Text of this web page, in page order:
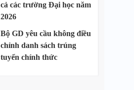
cả các trường Đại học năm
2026
Bộ GD yêu cầu không điều
chỉnh danh sách trúng
tuyển chính thức